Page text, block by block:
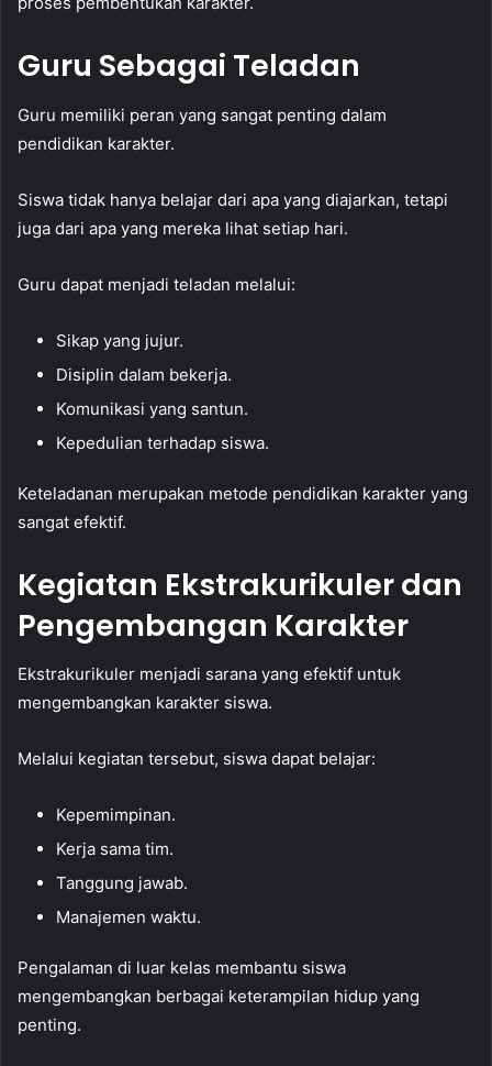
Guru Sebagai Teladan
Guru memiliki peran yang sangat penting dalam
pendidikan karakter.
Siswa tidak hanya belajar dari apa yang diajarkan, tetapi
juga dari apa yang mereka lihat setiap hari.
Guru dapat menjadi teladan melalui:
Sikap yang jujur.
Disiplin dalam bekerja.
Komunikasi yang santun.
Kepedulian terhadap siswa.
Keteladanan merupakan metode pendidikan karakter yang
sangat efektif.
Kegiatan Ekstrakurikuler dan
Pengembangan Karakter
Ekstrakurikuler menjadi sarana yang efektif untuk
mengembangkan karakter siswa.
Melalui kegiatan tersebut, siswa dapat belajar:
Kepemimpinan.
Kerja sama tim.
Tanggung jawab.
Manajemen waktu.
Pengalaman di luar kelas membantu siswa
mengembangkan berbagai keterampilan hidup yang
penting.